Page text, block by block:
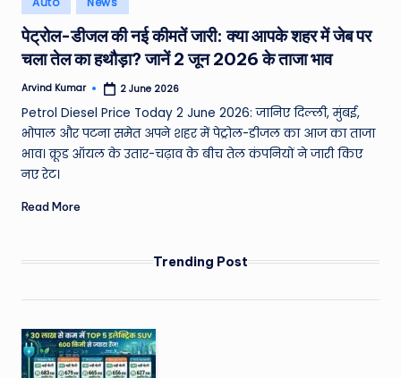
e
a
t
h
er
,
T
e
&
M
o
in
पेट्रोल-डीजल की नई कीमतें जारी: क्या आपके शहर में जेब पर
चला तेल का हथौड़ा? जानें 2 जून 2026 के ताजा भाव
Posted
Arvind Kumar 2 June 2026
Petrol Diesel Price Today 2 June 2026: जानिए दिल्ली, मुंबई,
भोपाल और पटना समेत अपने शहर में पेट्रोल-डीजल का आज का ताजा
भाव। क्रूड ऑयल के उतार-चढ़ाव के बीच तेल कंपनियों ने जारी किए
नए रेट।
Read More
Trending Post